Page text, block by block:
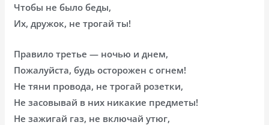
Чтобы не было беды,
Их, дружок, не трогай ты!
Правило третье — ночью и днем,
Пожалуйста, будь осторожен с огнем!
Не тяни провода, не трогай розетки,
Не засовывай в них никакие предметы!
Не зажигай газ, не включай утюг,